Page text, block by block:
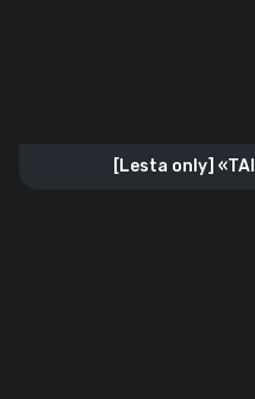
[Lesta only]